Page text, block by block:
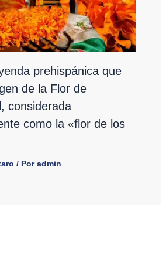
prehispánica que
de la Flor de
considerada
como la «flor de los
/ Poradmin